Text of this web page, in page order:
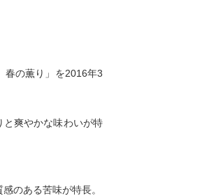
春の薫り」を2016年3
と爽やかな味わいが特
のある苦味が特長。